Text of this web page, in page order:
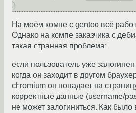
На моём компе с gentoo всё
Однако на компе заказчика с
такая странная проблема:
если пользователь уже
когда он заходит в другом
chromium он попадает на
корректные данные (username/
не может залогиниться. Как было